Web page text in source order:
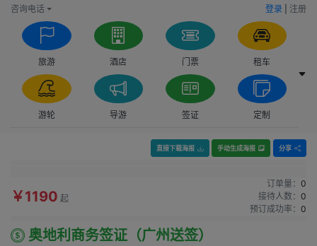
咨询电话 登录 注册
旅游 酒店 门票 租车
游轮 导游 签证 定制
直接下载海报 手动生成海报 分享
￥1190 起
订单量： 0
接待人数： 0
预订成功率： 0
奥地利商务签证（广州送签）